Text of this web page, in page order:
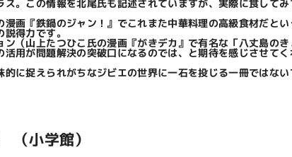
。この情報を北尾氏も記述されていますが、実際に食して
画『鉄鍋のジャン！』でこれまた中華料理の高級食材だと
得力です。
（山上たつひこ氏の漫画『がきデカ』で有名な「八丈島の
用が問題解決の突破口になるのでは、と期待を感じさせてく
に捉えられがちなジビエの世界に一石を投じる一冊ではない
小学館）